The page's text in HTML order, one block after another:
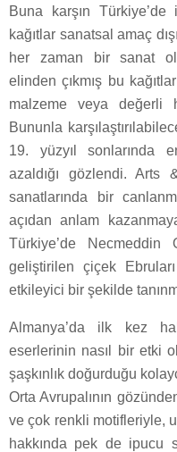
Buna karşın Türkiye’de
kağıtlar sanatsal amaç
her zaman bir sanat
elinden çıkmış bu
malzeme veya değerli
Bununla
19. yüzyıl sonlarında
azaldığı gözlendi. Arts
sanatlarında bir
açıdan anlam
Türkiye’de Necmeddin
geliştirilen çiçek
etkileyici bir şekilde
Almanya’da ilk kez
eserlerinin nasıl bir etki
şaşkınlık doğurduğu
Orta Avrupalının
ve çok renkli motifleriyle,
hakkında pek de ipucu